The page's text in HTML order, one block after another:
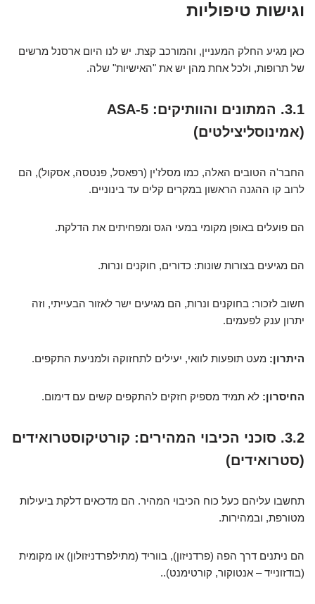
וגישות טיפוליות
כאן מגיע החלק המעניין, והמורכב קצת. יש לנו היום ארסנל מרשים
של תרופות, ולכל אחת מהן יש את "האישיות" שלה.
3.1. המתונים והוותיקים: 5-ASA
(אמינוסליצילטים)
החבר'ה הטובים האלה, כמו מסלז'ין (רפאסל, פנטסה, אסקול), הם
לרוב קו ההגנה הראשון במקרים קלים עד בינוניים.
הם פועלים באופן מקומי במעי הגס ומפחיתים את הדלקת.
הם מגיעים בצורות שונות: כדורים, חוקנים ונרות.
חשוב לזכור: בחוקנים ונרות, הם מגיעים ישר לאזור הבעייתי, וזה
יתרון ענק לפעמים.
היתרון: מעט תופעות לוואי, יעילים לתחזוקה ולמניעת התקפים.
החיסרון: לא תמיד מספיק חזקים להתקפים קשים עם דימום.
3.2. סוכני הכיבוי המהירים: קורטיקוסטרואידים
(סטרואידים)
תחשבו עליהם כעל כוח הכיבוי המהיר. הם מדכאים דלקת ביעילות
מטורפת, ובמהירות.
הם ניתנים דרך הפה (פרדניזון), בווריד (מתילפרדניזולון) או מקומית
(בודזונייד – אנטוקור, קורטימנט)..